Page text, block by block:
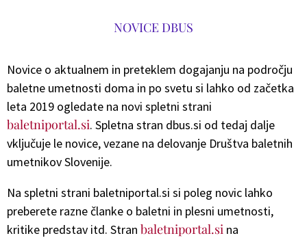
NOVICE DBUS
Novice o aktualnem in preteklem dogajanju na področju
baletne umetnosti doma in po svetu si lahko od začetka
leta 2019 ogledate na novi spletni strani
baletniportal.si. Spletna stran dbus.si od tedaj dalje
vključuje le novice, vezane na delovanje Društva baletnih
umetnikov Slovenije.
Na spletni strani baletniportal.si si poleg novic lahko
preberete razne članke o baletni in plesni umetnosti,
kritike predstav itd. Stran baletniportal.si na